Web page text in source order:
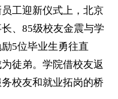
工迎新仪式上，北京
、85级校友金震与学
5位毕业生勇往直
徒弟。学院借校友返
校友和就业拓岗的桥